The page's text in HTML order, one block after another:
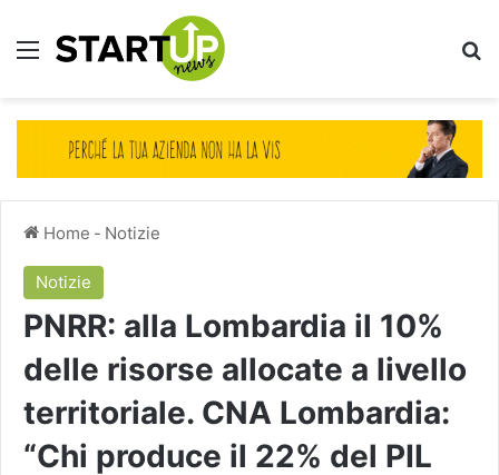
Menu
Home - Notizie
Notizie
PNRR: alla Lombardia il 10%
delle risorse allocate a livello
territoriale. CNA Lombardia:
“Chi produce il 22% del PIL